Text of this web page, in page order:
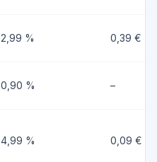
2,99 % 0,39 €
0,90 % –
4,99 % 0,09 €